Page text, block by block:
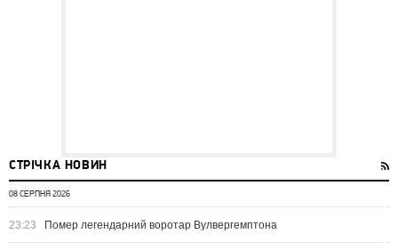
СТРІЧКА НОВИН
08 СЕРПНЯ 2026
23:23 Помер легендарний воротар Вулвергемптона